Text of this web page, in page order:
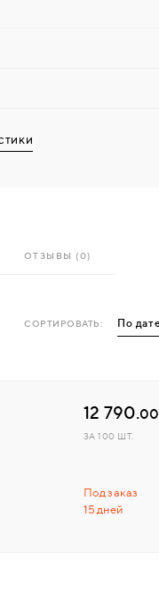
ОТЗЫВЫ (0)
СОРТИРОВАТЬ:
Под заказ
15 дней
12 790.00
ЗА 100 ШТ.